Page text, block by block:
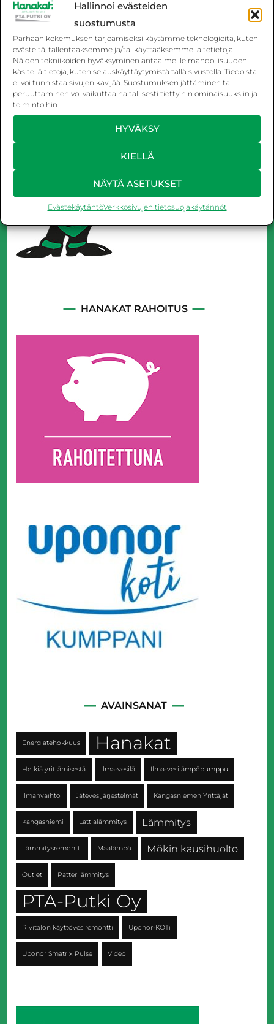
Hallinnoi evästeiden
suostumusta
Parhaan kokemuksen tarjoamiseksi käytämme teknologioita, kuten
evästeitä, tallentaaksemme ja/tai käyttääksemme laitetietoja.
Näiden tekniikoiden hyväksyminen antaa meille mahdollisuuden
käsitellä tietoja, kuten selauskäyttäytymistä tällä sivustolla. Tiedoista
ei voi tunnistaa sivujen kävijää. Suostumuksen jättäminen tai
peruuttaminen voi vaikuttaa haitallisesti tiettyihin ominaisuuksiin ja
toimintoihin.
HYVÄKSY
KIELLÄ
NÄYTÄ ASETUKSET
EvästekäytäntöVerkkosivujen tietosuojakäytännöt
Lattialämmitys kuntoon
säätöpäivityksellä
7.10.2025
HANAKAT RAHOITUS
AVAINSANAT
Energiatehokkuus Hanakat
Hetkiä yrittämisestä Ilma-vesilä Ilma-vesilämpöpumppu
Ilmanvaihto Jätevesijärjestelmät Kangasniemen Yrittäjät
Kangasniemi Lattialämmitys Lämmitys
Lämmitysremontti Maalämpö Mökin kausihuolto
Outlet Patterilämmitys
PTA-Putki Oy
Rivitalon käyttövesiremontti Uponor-KOTi
Uponor Smatrix Pulse Video